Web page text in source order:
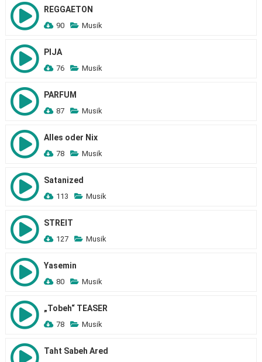
REGGAETON
90 Musik
PIJA
76 Musik
PARFUM
87 Musik
Alles oder Nix
78 Musik
Satanized
113 Musik
STREIT
127 Musik
Yasemin
80 Musik
„Tobeh“ TEASER
78 Musik
Taht Sabeh Ared